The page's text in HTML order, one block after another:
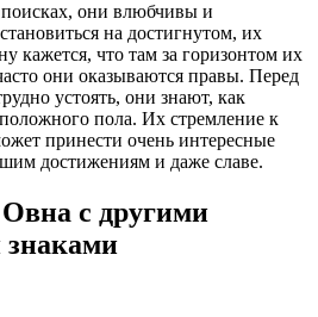
они влюбчивы и
на достигнутом, их
кажется, что там за горизонтом их
они оказываются правы. Перед
устоять, они знают, как
пола. Их стремление к
принести очень интересные
достижениям и даже славе.
с другими